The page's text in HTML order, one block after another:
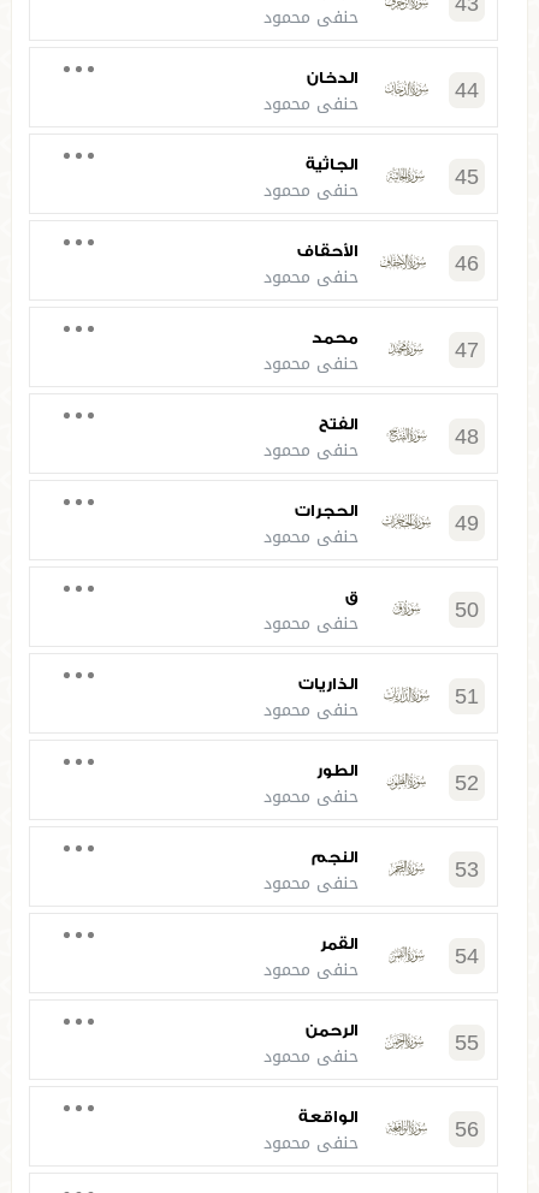
حنفي محمود
44 الدخان
حنفي محمود
45 الجاثية
حنفي محمود
46 الأحقاف
حنفي محمود
47 محمد
حنفي محمود
48 الفتح
حنفي محمود
49 الحجرات
حنفي محمود
50 ق
حنفي محمود
51 الذاريات
حنفي محمود
52 الطور
حنفي محمود
53 النجم
حنفي محمود
54 القمر
حنفي محمود
55 الرحمن
حنفي محمود
56 الواقعة
حنفي محمود